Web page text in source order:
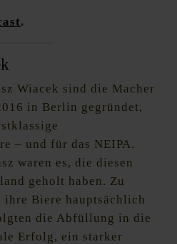
.
Wiacek sind die Macher
in Berlin gegründet,
– und für das NEIPA.
waren es, die diesen
geholt haben. Zu
Biere hauptsächlich
die Abfüllung in die
Erfolg, ein starker